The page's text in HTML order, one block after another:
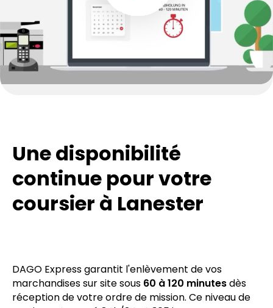
Une disponibilité
coursier à Lanester